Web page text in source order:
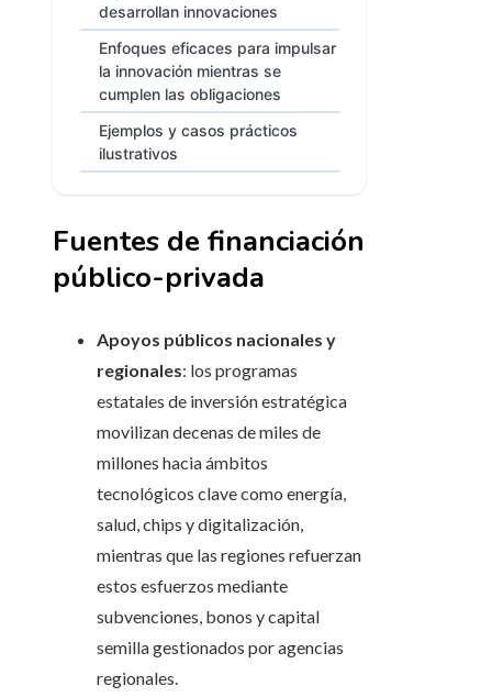
desarrollan innovaciones
Enfoques eficaces para impulsar
la innovación mientras se
cumplen las obligaciones
Ejemplos y casos prácticos
ilustrativos
Fuentes de financiación
público-privada
Apoyos públicos nacionales y
regionales: los programas
estatales de inversión estratégica
movilizan decenas de miles de
millones hacia ámbitos
tecnológicos clave como energía,
salud, chips y digitalización,
mientras que las regiones refuerzan
estos esfuerzos mediante
subvenciones, bonos y capital
semilla gestionados por agencias
regionales.